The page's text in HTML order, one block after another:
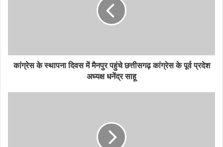
e
कांग्रेस के स्थापना दिवस में मैनपुर पहुंचे छत्तीसगढ़ कांग्रेस के पूर्व प्रदेश
अध्यक्ष धनेंद्र साहू